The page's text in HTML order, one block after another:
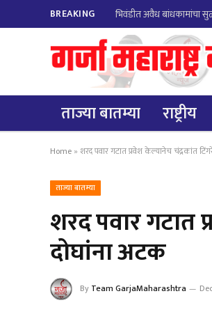
BREAKING भिवंडीत अवैध बांधकामांचा
ताज्या बातम्या राष्ट्रीय
Home » शरद पवार गटात प्रवेश केल्यानेच चंद्रकांत
ताज्या बातम्या
शरद पवार गटात
दोघांना अटक
By Team GarjaMaharashtra